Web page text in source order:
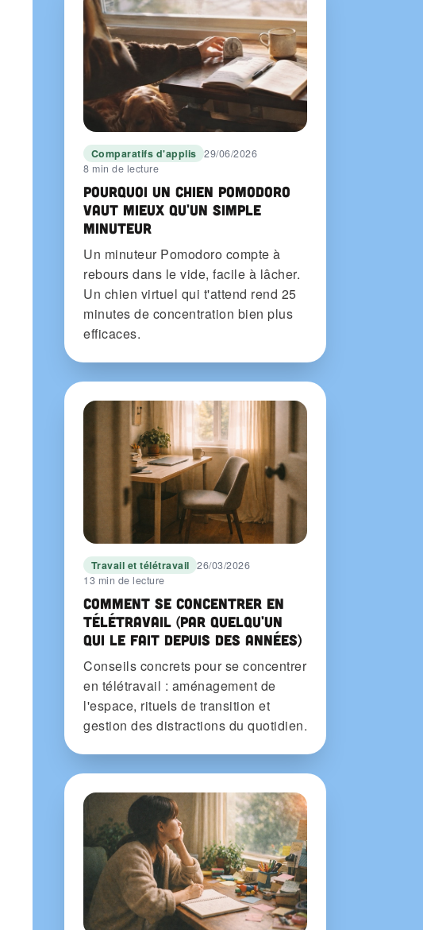
Comparatifs d'applis 29/06/2026
8 min de lecture
Pourquoi un chien Pomodoro
vaut mieux qu'un simple
minuteur
Un minuteur Pomodoro compte à
rebours dans le vide, facile à lâcher.
Un chien virtuel qui t'attend rend 25
minutes de concentration bien plus
efficaces.
Travail et télétravail 26/03/2026
13 min de lecture
Comment se concentrer en
télétravail (par quelqu'un
qui le fait depuis des années)
Conseils concrets pour se concentrer
en télétravail : aménagement de
l'espace, rituels de transition et
gestion des distractions du quotidien.